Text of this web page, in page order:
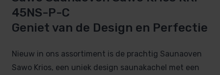
45NS-P-C
Geniet van de Design en Perfectie
Nieuw in ons assortiment is de prachtig Saunaoven
Sawo Krios, een uniek design saunakachel met een